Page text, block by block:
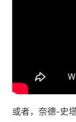
或者，奈德-史